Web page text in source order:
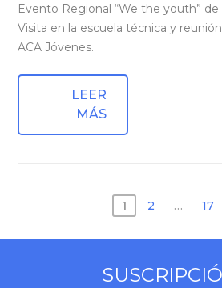
Evento Regional “We the youth” de
Visita en la escuela técnica y
ACA Jóvenes.
LEER
MÁS
navigation
1 2 … 17